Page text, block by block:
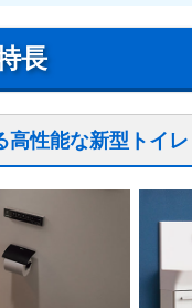
長
高性能な新型トイレ